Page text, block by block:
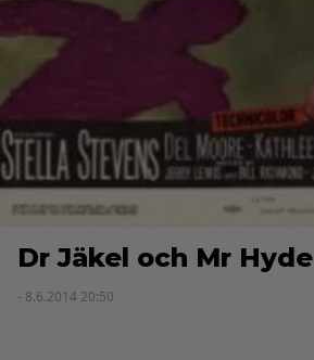
Dr Jäkel och Mr Hyde
- 8.6.2014 20:50